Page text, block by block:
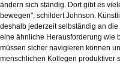
ändern sich ständig. Dort gibt es
bewegen", schildert Johnson.
deshalb jederzeit selbständig an
eine ähnliche Herausforderung wie
müssen sicher navigieren können
menschlichen Kollegen produktiver